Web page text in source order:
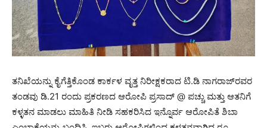
ತನಿಖೆಯನ್ನು ಕೈಗೆತ್ತಿಕೊಂಡ ಕಾರ್ಕಳ ವೃತ್ತ ನಿರೀಕ್ಷಕರಾದ ಟಿ.ಡಿ ನಾಗರಾಜ್‍ರವರ
ತಂಡವು ಡಿ.21 ರಂದು ಪ್ರಕರಣದ ಆರೋಪಿ ಪ್ರಸಾದ್ @ ಪಚ್ಚು ಮತ್ತು ಆತನಿಗೆ
ಕಳ್ಳತನ ಮಾಡಲು ಮಾಹಿತಿ ನೀಡಿ ಸಹಕರಿಸಿದ ಇನ್ನೊರ್ವ ಆರೋಪಿತೆ ಶಿಬಾ